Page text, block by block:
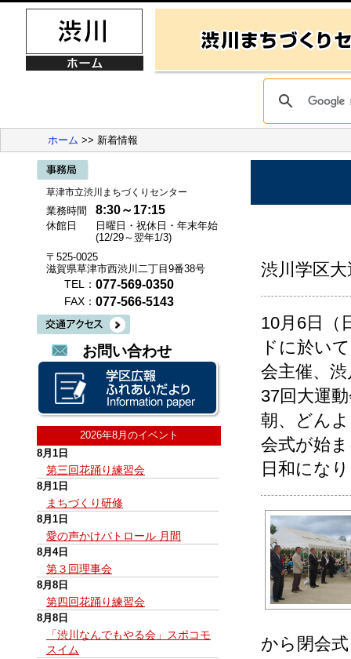
ホーム >> 新着情報
草津市立渋川まちづくりセンター
業務時間 8:30～17:15
休館日
日曜日・祝休日・年末年始
(12/29～翌年1/3)
〒525-0025
滋賀県草津市西渋川二丁目9番38号
TEL： 077-569-0350
FAX： 077-566-5143
お問い合わせ
2026年8月のイベント
8月1日
第三回花踊り練習会
8月1日
まちづくり研修
8月1日
愛の声かけパトロール 月間
8月4日
第３回理事会
8月8日
第四回花踊り練習会
8月8日
「渋川なんでもやる会」スポコモ
スイム
渋川学区
10月6日（
ドに於い
会主催、
37回大運
朝、どん
会式が始
日和にな
から閉会